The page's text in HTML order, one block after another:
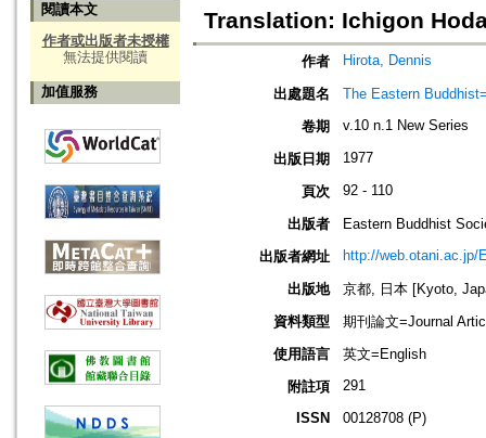
閱讀本文
作者或出版者未授權
無法提供閱讀
加值服務
Translation: Ichigon
作者 Hirota, Dennis
出處題名
The Eastern
卷期
v.10 n.1 New Series
出版日期 1977
頁次 92 - 110
出版者
Eastern Buddhist
出版者網址
http://web.otani.ac.jp/
出版地
京都, 日本 [Kyoto,
資料類型
期刊論文=Journal
使用語言
英文=English
附註項
291
ISSN
00128708 (P)